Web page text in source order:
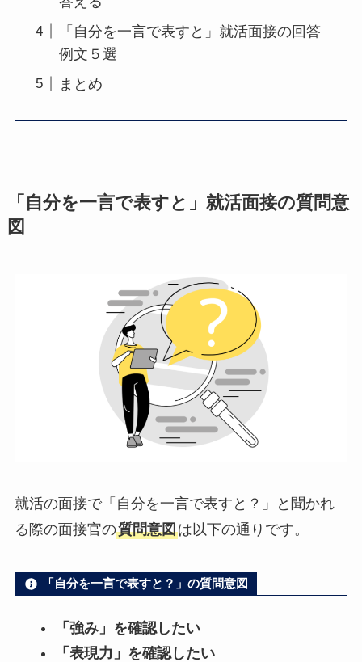
「自分を一言で表すと」就活面接の回答
例文５選
まとめ
「自分を一言で表すと」就活面接の質問意
図
就活の面接で「自分を一言で表すと？」と聞かれ
る際の面接官の質問意図は以下の通りです。
「自分を一言で表すと？」の質問意図
「強み」を確認したい
「表現力」を確認したい